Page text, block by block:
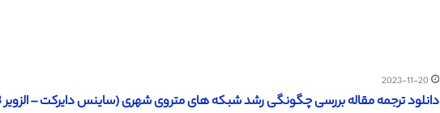
2023-11-20
دانلود ترجمه مقاله بررسی چگونگی رشد شبکه های متروی شهری (ساینس دایرکت – الزویر 2023)